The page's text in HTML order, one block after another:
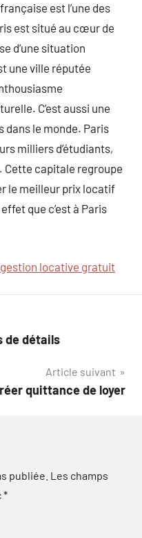
est l’une des
est situé au cœur de
d’une situation
une ville réputée
C’est aussi une
dans le monde. Paris
milliers d’étudiants,
Cette capitale regroupe
le meilleur prix locatif
que c’est à Paris
locative gratuit
de détails
Article suivant
quittance de loyer
publiée. Les champs
*